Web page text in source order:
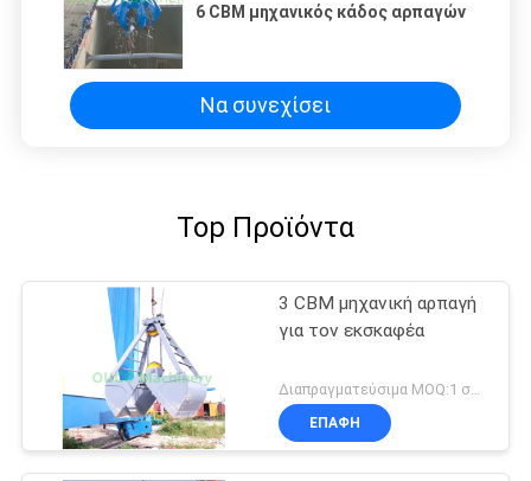
6 CBM μηχανικός κάδος αρπαγών
Να συνεχίσει
Top Προϊόντα
3 CBM μηχανική αρπαγή
για τον εκσκαφέα
Διαπραγματεύσιμα MOQ:1 σύνολο
ΕΠΑΦΉ